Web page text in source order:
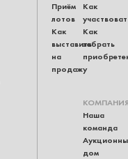
Приём
лотов
Как
выставить
на
продажу
Как
Как
забрать
Наша
команда
дом